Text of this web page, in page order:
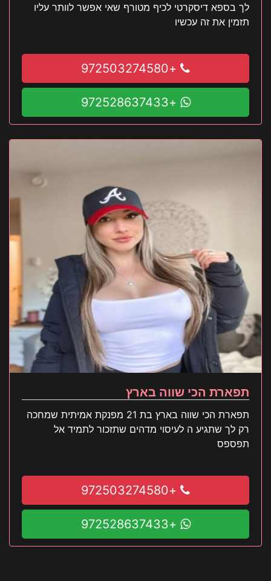
לך בספא דיסקרטי לכיף מטורף שאי אפשר לוותר עליו
תזמין את זה עכשיו
+972503274580
+972528637433
תפארת הכי שווה בארץ
תפארת הכי שווה בארץ בת 21 מפנקת אמיתית שמחכה
רק לך שתגיע ה לעיסוי מדהים שתזכור לתמיד אל
תפספס
+972503274580
+972528637433